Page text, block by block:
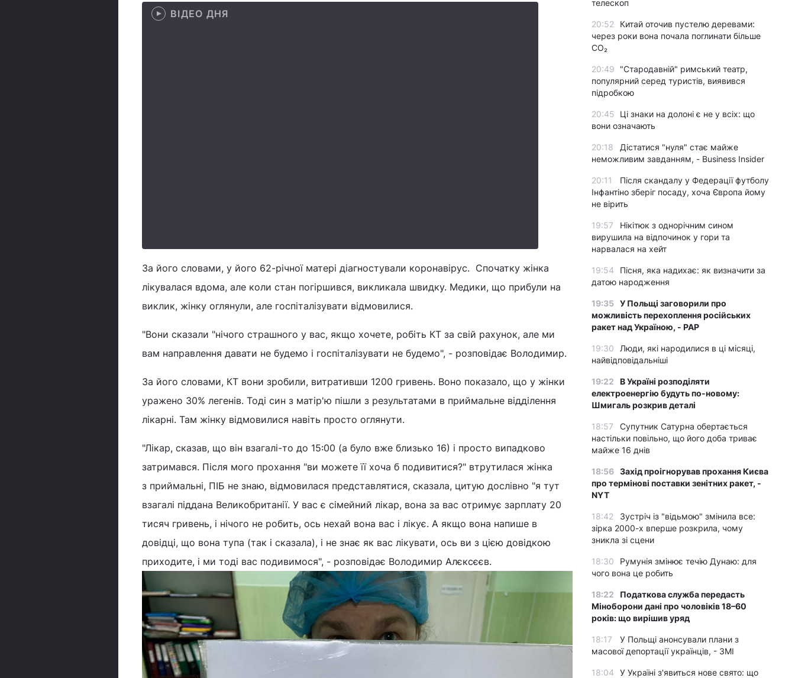
ВІДЕО ДНЯ
За його словами, у його 62-річної матері діагностували коронавірус. Спочатку жінка
лікувалася вдома, але коли стан погіршився, викликала швидку. Медики, що прибули на
виклик, жінку оглянули, але госпіталізувати відмовилися.
"Вони сказали "нічого страшного у вас, якщо хочете, робіть КТ за свій рахунок, але ми
вам направлення давати не будемо і госпіталізувати не будемо", - розповідає Володимир.
За його словами, КТ вони зробили, витративши 1200 гривень. Воно показало, що у жінки
уражено 30% легенів. Тоді син з матір'ю пішли з результатами в приймальне відділення
лікарні. Там жінку відмовилися навіть просто оглянути.
"Лікар, сказав, що він взагалі-то до 15:00 (а було вже близько 16) і просто випадково
затримався. Після мого прохання "ви можете її хоча б подивитися?" втрутилася жінка
з приймальні, ПІБ не знаю, відмовилася представлятися, сказала, цитую дослівно "я тут
взагалі піддана Великобританії. У вас є сімейний лікар, вона за вас отримує зарплату 20
тисяч гривень, і нічого не робить, ось нехай вона вас і лікує. А якщо вона напише в
довідці, що вона тупа (так і сказала), і не знає як вас лікувати, ось ви з цією довідкою
приходите, і ми тоді вас подивимося", - розповідає Володимир Алєксєєв.
телескоп
20:52
Китай оточив пустелю деревами:
через роки вона почала поглинати більше
CO₂
20:49
"Стародавній" римський театр,
популярний серед туристів, виявився
підробкою
20:45
Ці знаки на долоні є не у всіх: що
вони означають
20:18
Дістатися "нуля" стає майже
неможливим завданням, - Business Insider
20:11
Після скандалу у Федерації футболу
Інфантіно зберіг посаду, хоча Європа йому
не вірить
19:57
Нікітюк з однорічним сином
вирушила на відпочинок у гори та
нарвалася на хейт
19:54
Пісня, яка надихає: як визначити за
датою народження
19:35 У Польщі заговорили про
можливість перехоплення російських
ракет над Україною, - PAP
19:30
Люди, які народилися в ці місяці,
найвідповідальніші
19:22
В Україні розподіляти
електроенергію будуть по-новому:
Шмигаль розкрив деталі
18:57
Супутник Сатурна обертається
настільки повільно, що його доба триває
майже 16 днів
18:56 Захід проігнорував прохання Києва
про термінові поставки зенітних ракет, -
NYT
18:42
Зустріч із "відьмою" змінила все:
зірка 2000-х вперше розкрила, чому
зникла зі сцени
18:30
Румунія змінює течію Дунаю: для
чого вона це робить
18:22
Податкова служба передасть
Міноборони дані про чоловіків 18–60
років: що вирішив уряд
18:17
У Польщі анонсували плани з
масової депортації українців, - ЗМІ
18:04
У Україні з'явиться нове свято: що